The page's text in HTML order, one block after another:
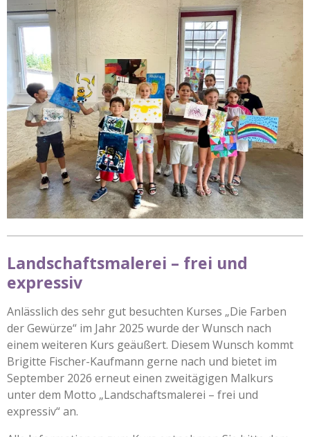
Landschaftsmalerei – frei und
expressiv
Anlässlich des sehr gut besuchten Kurses „Die Farben
der Gewürze“ im Jahr 2025 wurde der Wunsch nach
einem weiteren Kurs geäußert. Diesem Wunsch kommt
Brigitte Fischer-Kaufmann gerne nach und bietet im
September 2026 erneut einen zweitägigen Malkurs
unter dem Motto „Landschaftsmalerei – frei und
expressiv“ an.